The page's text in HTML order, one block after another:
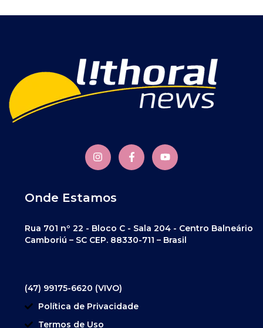
Onde Estamos
Rua 701 nº 22 - Bloco C - Sala 204 - Centro Balneário
Camboriú – SC CEP. 88330-711 – Brasil
(47) 99175-6620 (VIVO)
Política de Privacidade
Termos de Uso